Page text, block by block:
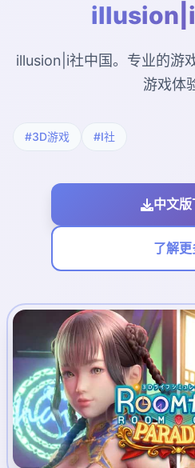
illusion|i
illusion|i社中国。专业的游
游戏体
#3D游戏 #I社
中文
了解更